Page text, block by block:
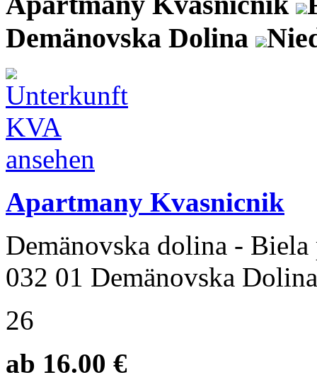
Demänovska Dolina
Apartmany Kvasnicnik
Demänovska dolina - Biela
032 01 Demänovska Dolina
26
ab 16.00 €